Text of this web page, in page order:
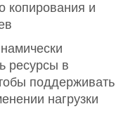
копирования и
ресурсы в
поддерживать
нагрузки